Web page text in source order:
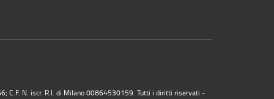
C.F. N. iscr. R.I. di Milano 00864530159. Tutti i diritti riservati -